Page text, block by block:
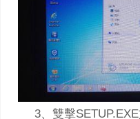
3、雙擊